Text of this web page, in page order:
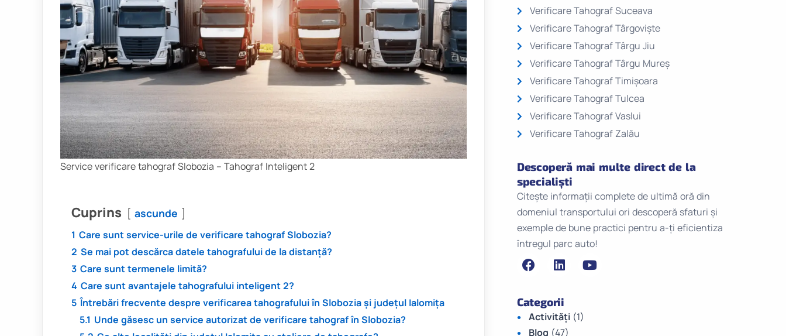
Service verificare tahograf Slobozia – Tahograf Inteligent 2
Cuprins ascunde
1 Care sunt service-urile de verificare tahograf Slobozia?
2 Se mai pot descărca datele tahografului de la distanță?
3 Care sunt termenele limită?
4 Care sunt avantajele tahografului inteligent 2?
5 Întrebări frecvente despre verificarea tahografului în Slobozia și județul Ialomița
5.1 Unde găsesc un service autorizat de verificare tahograf în Slobozia?
Verificare Tahograf Suceava
Verificare Tahograf Târgoviște
Verificare Tahograf Târgu Jiu
Verificare Tahograf Târgu Mureș
Verificare Tahograf Timișoara
Verificare Tahograf Tulcea
Verificare Tahograf Vaslui
Verificare Tahograf Zalău
Descoperă mai multe direct de la
specialiști
Citește informații complete de ultimă oră din
domeniul transportului ori descoperă sfaturi și
exemple de bune practici pentru a-ți eficientiza
întregul parc auto!
Categorii
Activități (1)
Blog (47)